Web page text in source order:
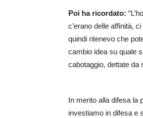
Poi ha ricordato:
c’erano delle affinità,
quindi ritenevo che
cambio idea su quale
cabotaggio, dettate da
In merito alla difesa la
investiamo in difesa e